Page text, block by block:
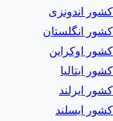
کشور اندونزی
کشور انگلستان
کشور اوکراین
کشور ایتالیا
کشور ایرلند
کشور ایسلند